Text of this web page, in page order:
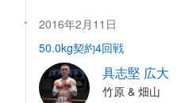
2016年2月11日
50.0kg契約4回戦
具志堅 広大
竹原 & 畑山